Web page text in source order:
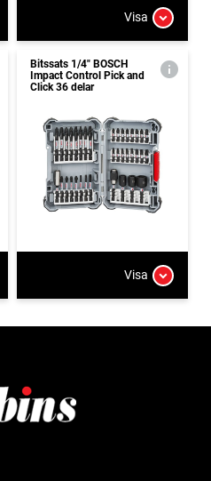
Visa
Bitssats 1/4" BOSCH
Impact Control Pick and
Click 36 delar
Visa